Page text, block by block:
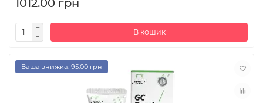
1012.00 грн
В кошик
Ваша знижка: 95.00 грн